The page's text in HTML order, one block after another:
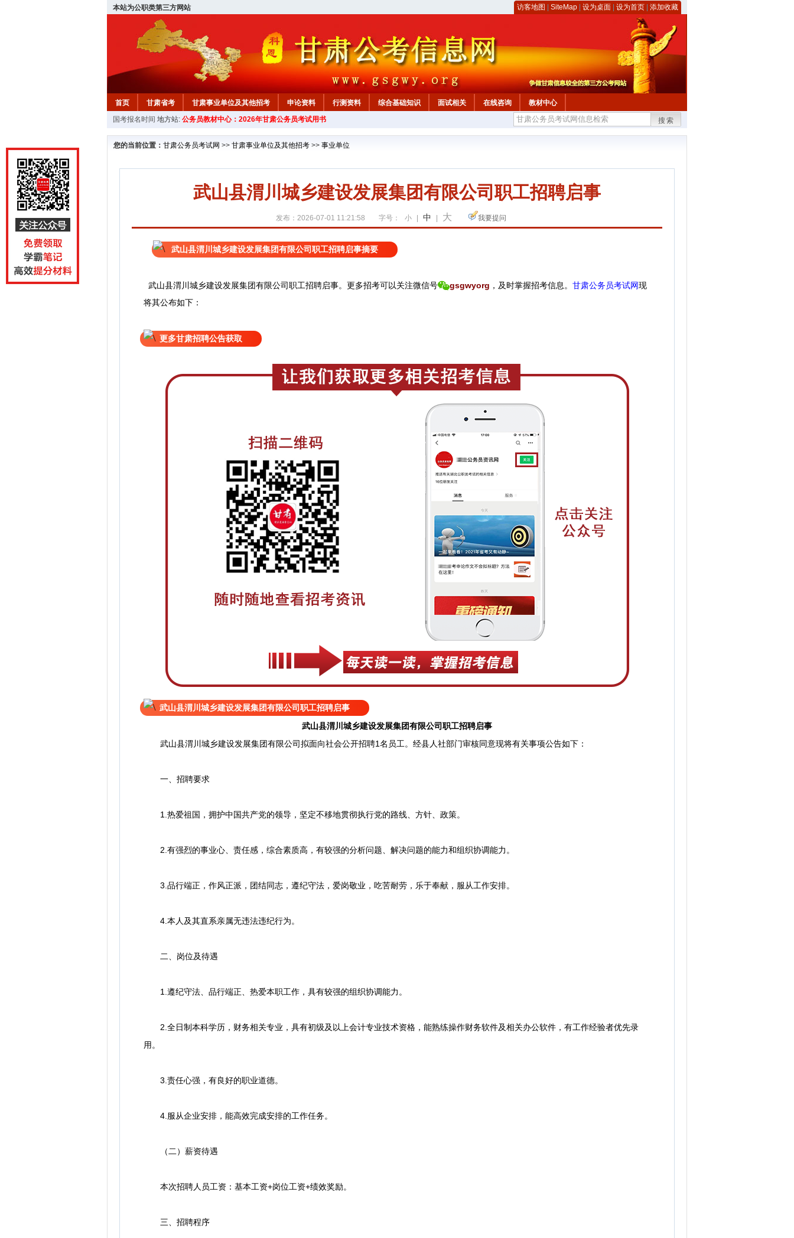
本站为公职类第三方网站 访客地图 SiteMap 设为桌面 设为首页 添加收藏
首页 甘肃省考 甘肃事业单位及其他招考 申论资料 行测资料 综合基础知识 面试相关 在线咨询
教材中心
国考报名时间 地方站: 公务员教材中心：2026年甘肃公务员考试用书 搜索
您的当前位置： 甘肃公务员考试网 >> 甘肃事业单位及其他招考 >> 事业单位
武山县渭川城乡建设发展集团有限公司职工招聘启事
发布：2026-07-01 11:21:58 字号： 小 中 大 我要提问
武山县渭川城乡建设发展集团有限公司职工招聘启事摘要
武山县渭川城乡建设发展集团有限公司职工招聘启事。 更多招考可以关注微信号 gsgwyorg ， 及时掌握招考信息。 甘肃公务员考试网现
将其公布如下：
更多甘肃招聘公告获取
武山县渭川城乡建设发展集团有限公司职工招聘启事
武山县渭川城乡建设发展集团有限公司职工招聘启事
武山县渭川城乡建设发展集团有限公司拟面向社会公开招聘1名员工。经县人社部门审核同意现将有关事项公告如下：
一、招聘要求
1.热爱祖国，拥护中国共产党的领导，坚定不移地贯彻执行党的路线、方针、政策。
2.有强烈的事业心、责任感，综合素质高，有较强的分析问题、解决问题的能力和组织协调能力。
3.品行端正，作风正派，团结同志，遵纪守法，爱岗敬业，吃苦耐劳，乐于奉献，服从工作安排。
4.本人及其直系亲属无违法违纪行为。
二、岗位及待遇
1.遵纪守法、品行端正、热爱本职工作，具有较强的组织协调能力。
2.全日制本科学历，财务相关专业，具有初级及以上会计专业技术资格，能熟练操作财务软件及相关办公软件，有工作经验者优先录
用。
3.责任心强，有良好的职业道德。
4.服从企业安排，能高效完成安排的工作任务。
（二）薪资待遇
本次招聘人员工资：基本工资+岗位工资+绩效奖励。
三、招聘程序